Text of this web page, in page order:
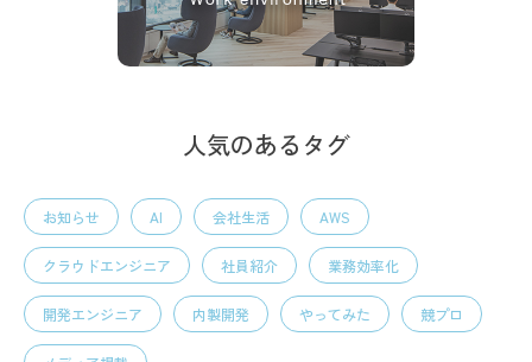
人気のあるタグ
お知らせ AI 会社生活 AWS
クラウドエンジニア 社員紹介 業務効率化
開発エンジニア 内製開発 やってみた 競プロ